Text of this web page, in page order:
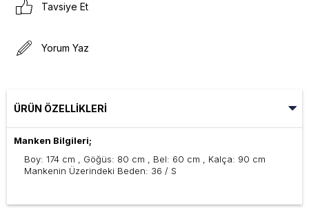
Tavsiye Et
Yorum Yaz
ÜRÜN ÖZELLIKLERI
Manken Bilgileri;
Boy: 174 cm , Göğüs: 80 cm , Bel: 60 cm , Kalça: 90 cm
Mankenin Üzerindeki Beden: 36 / S